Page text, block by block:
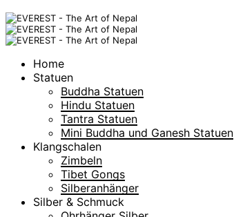
Home
Statuen
Buddha Statuen
Hindu Statuen
Tantra Statuen
Mini Buddha und Ganesh Statuen
Klangschalen
Zimbeln
Tibet Gongs
Silberanhänger
Silber & Schmuck